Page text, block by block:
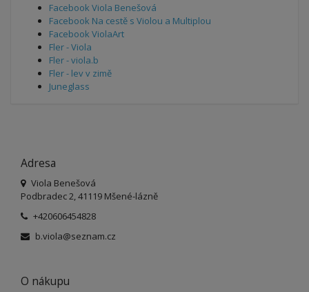
Facebook Viola Benešová
Facebook Na cestě s Violou a Multiplou
Facebook ViolaArt
Fler - Viola
Fler - viola.b
Fler - lev v zimě
Juneglass
Adresa
Viola Benešová
Podbradec 2, 41119 Mšené-lázně
+420606454828
b.viola@seznam.cz
O nákupu